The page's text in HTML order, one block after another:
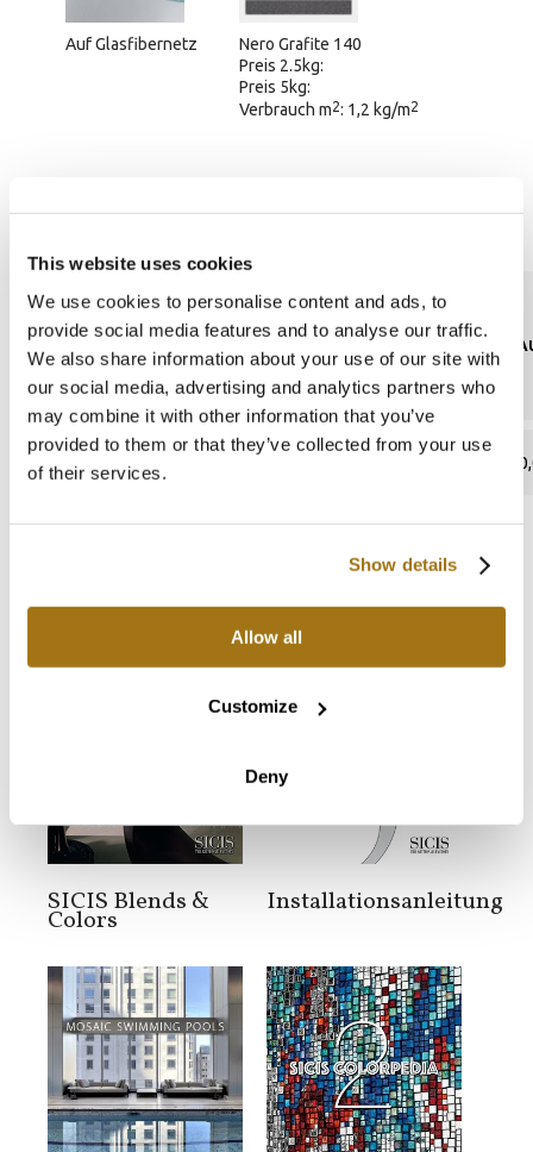
This website uses cookies
We use cookies to personalise content and ads, to
provide social media features and to analyse our traffic.
We also share information about your use of our site with
our social media, advertising and analytics partners who
may combine it with other information that you’ve
provided to them or that they’ve collected from your use
of their services.
Show details
Allow all
Customize
Deny
Auf Glasfibernetz
Nero Grafite 140
Preis 2.5kg:
Preis 5kg:
Verbrauch m2: 1,2 kg/m2
Kataloge und Anweisungen
SICIS Blends &
Colors
Installationsanleitung